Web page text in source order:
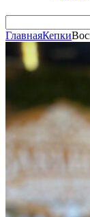
ГлавнаяКепки